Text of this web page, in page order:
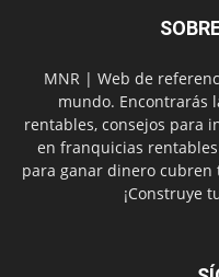
MNR | Web de
mundo. Encontrarás
rentables, consejos para
en franquicias
para ganar dinero cubren
¡Construye